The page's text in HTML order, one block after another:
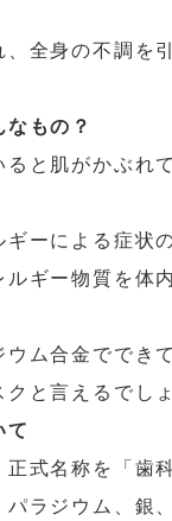
全身の不調を
もの？
と肌がかぶれ
ーによる症状
ギー物質を体
ム合金ででき
と言えるでしょ
て
式名称を「歯
ラジウム、銀